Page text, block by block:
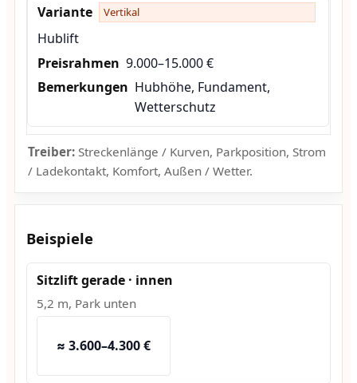
Vertikal
Hublift
9.000–15.000 €
Hubhöhe, Fundament,
Wetterschutz
Treiber:Streckenlänge / Kurven, Parkposition, Strom
/ Ladekontakt, Komfort, Außen / Wetter.
Beispiele
Sitzlift gerade · innen
5,2 m, Park unten
≈ 3.600–4.300 €